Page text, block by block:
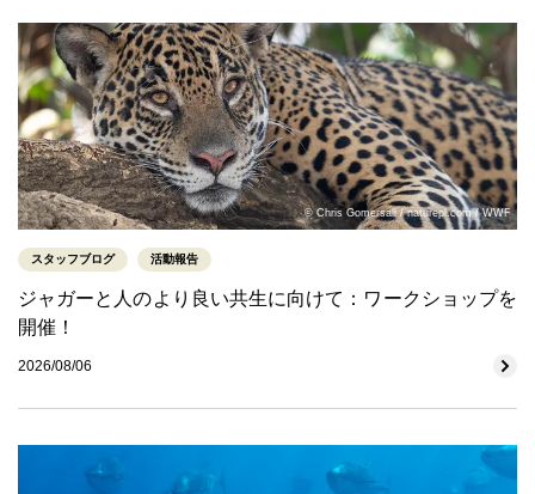
© Chris Gomersall / naturepl.com / WWF
スタッフブログ 活動報告
ジャガーと人のより良い共生に向けて：ワークショップを
開催！
2026/08/06